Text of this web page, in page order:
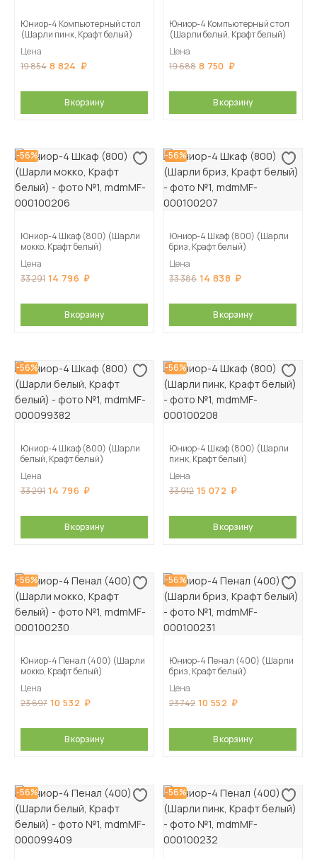
Юниор-4 Компьютерный стол
(Шарли пинк, Крафт белый)
Цена
19 854 8 824
В корзину
Юниор-4 Компьютерный стол
(Шарли белый, Крафт белый)
Цена
19 688 8 750
В корзину
-56%
Юниор-4 Шкаф (800) (Шарли
мокко, Крафт белый)
Цена
33 291 14 796
В корзину
-56%
Юниор-4 Шкаф (800) (Шарли
бриз, Крафт белый)
Цена
33 386 14 838
В корзину
-56%
Юниор-4 Шкаф (800) (Шарли
белый, Крафт белый)
Цена
33 291 14 796
В корзину
-56%
Юниор-4 Шкаф (800) (Шарли
пинк, Крафт белый)
Цена
33 912 15 072
В корзину
-56%
Юниор-4 Пенал (400) (Шарли
мокко, Крафт белый)
Цена
23 697 10 532
В корзину
-56%
Юниор-4 Пенал (400) (Шарли
бриз, Крафт белый)
Цена
23 742 10 552
В корзину
-56% -56%